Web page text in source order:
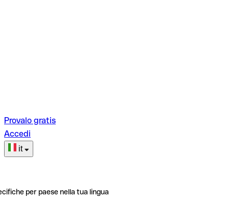
Provalo gratis
Accedi
it
per paese nella tua lingua